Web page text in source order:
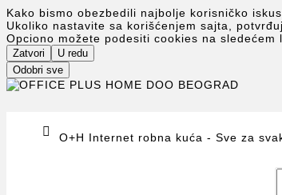
Kako bismo obezbedili najbolje korisničko
Ukoliko nastavite sa korišćenjem sajta,
Opciono možete podesiti cookies na sledećem
Zatvori
U redu
Odobri sve
 O+H Internet robna kuća - Sve za